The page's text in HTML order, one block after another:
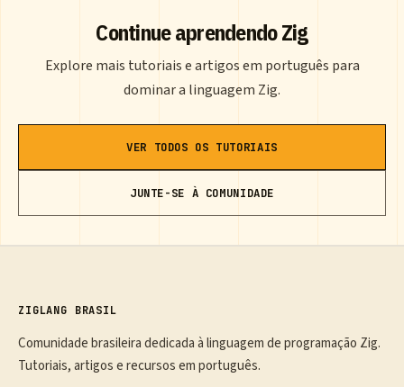
Continue aprendendo Zig
Explore mais tutoriais e artigos em português para
dominar a linguagem Zig.
VER TODOS OS TUTORIAIS
JUNTE-SE À COMUNIDADE
ZIGLANG BRASIL
Comunidade brasileira dedicada à linguagem de programação Zig.
Tutoriais, artigos e recursos em português.